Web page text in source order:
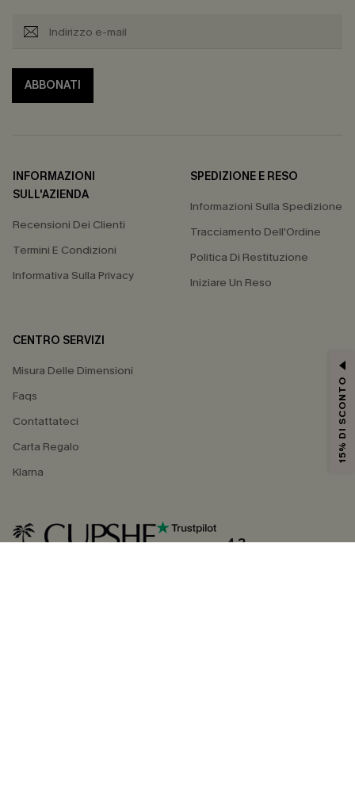
ABBONATI
INFORMAZIONI
SULL'AZIENDA
Recensioni Dei Clienti
Termini E Condizioni
Informativa Sulla Privacy
SPEDIZIONE E RESO
Informazioni Sulla Spedizione
Tracciamento Dell'Ordine
Politica Di Restituzione
Iniziare Un Reso
CENTRO SERVIZI
Misura Delle Dimensioni
Faqs
Contattateci
Carta Regalo
Klarna
4.3
15% DI SCONTO